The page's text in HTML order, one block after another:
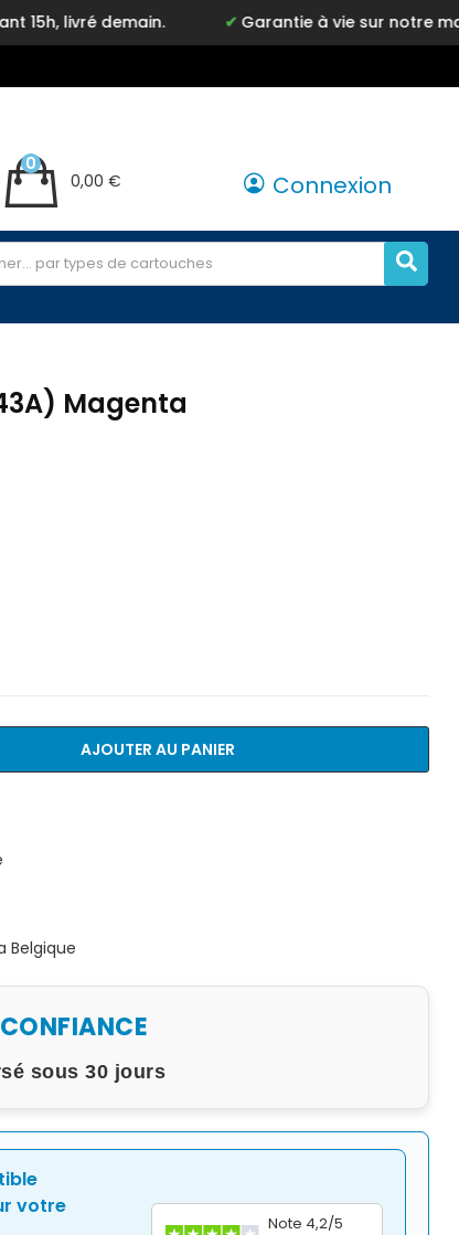
Garantie à vie sur notre marque Inkyz
0,00 €
0
Connexion
Magenta
AJOUTER AU PANIER
Belgique
sous 30 jours
votre
Note 4,2/5